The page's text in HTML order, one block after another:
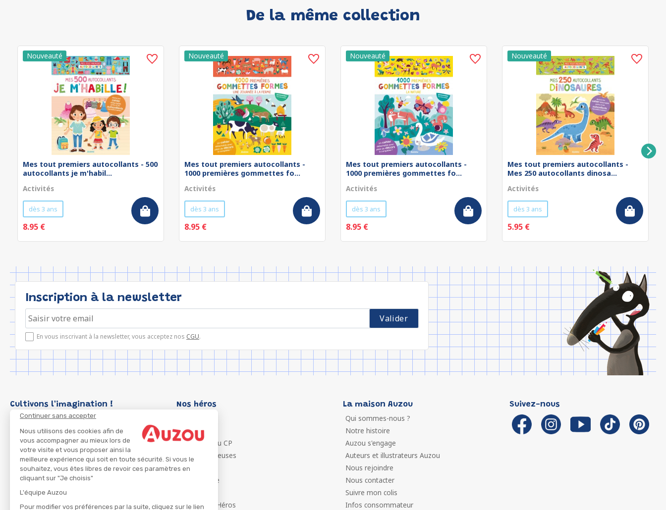
Continuer sans accepter
Nous utilisons des cookies afin de
vous accompagner au mieux lors de
votre visite et vous proposer ainsi la
meilleure expérience qui soit en toute sécurité. Si vous le
souhaitez, vous êtes libres de revoir ces paramètres en
cliquant sur "Je choisis"
L'équipe Auzou
Pour modifier vos préférences par la suite, cliquez sur le lien
De la même collection
Mes tout premiers autocollants - 500
autocollants je m'habil...
Activités
dès 3 ans
8.95 €
Mes tout premiers autocollants -
1000 premières gommettes fo...
Activités
dès 3 ans
8.95 €
Mes tout premiers autocollants -
1000 premières gommettes fo...
Activités
dès 3 ans
8.95 €
Mes tout premiers autocollants -
Mes 250 autocollants dinosa...
Activités
dès 3 ans
5.95 €
Inscription à la newsletter
En vous inscrivant à la newsletter, vous acceptez nos CGU.
Cultivons l'imagination ! Nos héros
P'tit Loup
Les Héros du CP
Les Influenceuses
Migali
Petite Taupe
Ma Boîte à Héros
La maison Auzou
Qui sommes-nous ?
Notre histoire
Auzou s'engage
Auteurs et illustrateurs Auzou
Nous rejoindre
Nous contacter
Suivre mon colis
Infos consommateur
Suivez-nous